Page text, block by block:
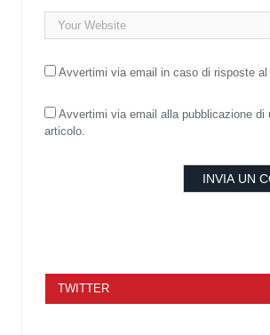
Avvertimi via email in caso di risposte al
Avvertimi via email alla pubblicazione di
articolo.
TWITTER